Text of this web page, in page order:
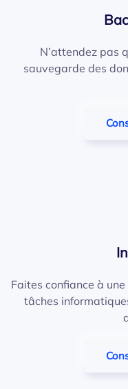
N’attendez pas
sauvegarde des
Faites confiance à
tâches